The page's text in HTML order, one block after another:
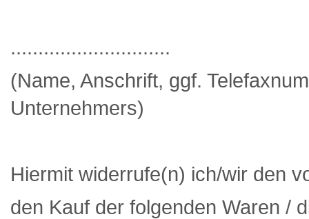
.............................
(Name, Anschrift, ggf.
Unternehmers)
Hiermit widerrufe(n) ich/wir den
den Kauf der folgenden Waren /